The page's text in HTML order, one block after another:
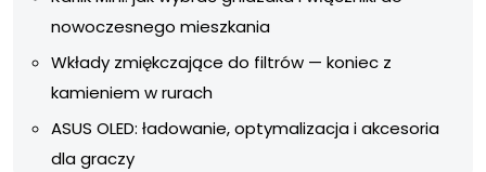
nowoczesnego mieszkania
Wkłady zmiękczające do filtrów — koniec z
kamieniem w rurach
ASUS OLED: ładowanie, optymalizacja i akcesoria
dla graczy